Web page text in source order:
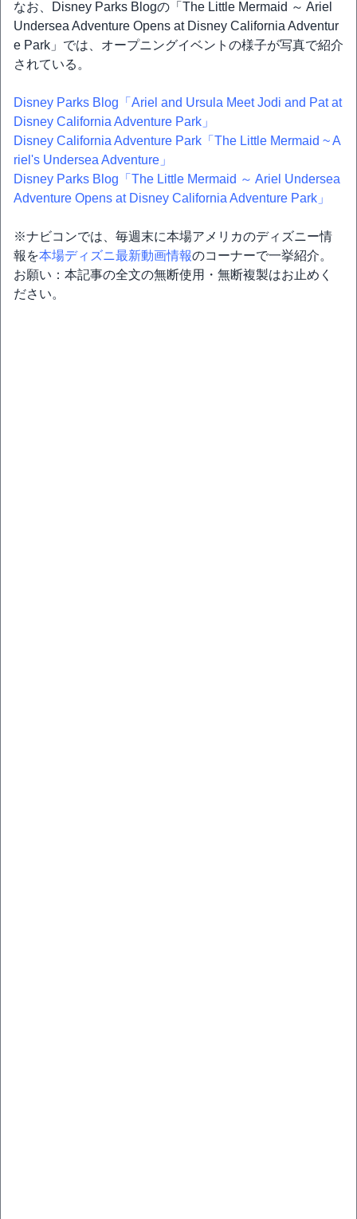
なお、Disney Parks Blogの「The Little Mermaid ～ Ariel
Undersea Adventure Opens at Disney California Adventur
e Park」では、オープニングイベントの様子が写真で紹介
されている。
Disney Parks Blog「Ariel and Ursula Meet Jodi and Pat at
Disney California Adventure Park」
Disney California Adventure Park「The Little Mermaid ~ A
riel's Undersea Adventure」
Disney Parks Blog「The Little Mermaid ～ Ariel Undersea
Adventure Opens at Disney California Adventure Park」
※ナビコンでは、毎週末に本場アメリカのディズニー情
報を本場ディズニ最新動画情報のコーナーで一挙紹介。
お願い：本記事の全文の無断使用・無断複製はお止めく
ださい。